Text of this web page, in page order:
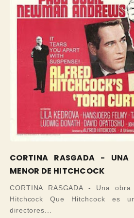
CORTINA RASGADA -
MENOR DE HITCHCOCK
CORTINA RASGADA - Una
Hitchcock Que Hitchcock es
directores...